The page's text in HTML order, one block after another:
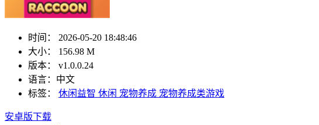
时间：
2026-05-20 18:48:46
大小：
156.98 M
版本：
v1.0.0.24
语言： 中文
标签：
休闲益智 休闲 宠物养成 宠物养成类游戏
安卓版下载